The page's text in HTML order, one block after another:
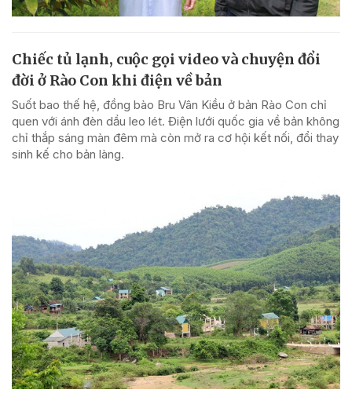
Chiếc tủ lạnh, cuộc gọi video và chuyện đổi
đời ở Rào Con khi điện về bản
Suốt bao thế hệ, đồng bào Bru Vân Kiều ở bản Rào Con chỉ
quen với ánh đèn dầu leo lét. Điện lưới quốc gia về bản không
chỉ thắp sáng màn đêm mà còn mở ra cơ hội kết nối, đổi thay
sinh kế cho bản làng.